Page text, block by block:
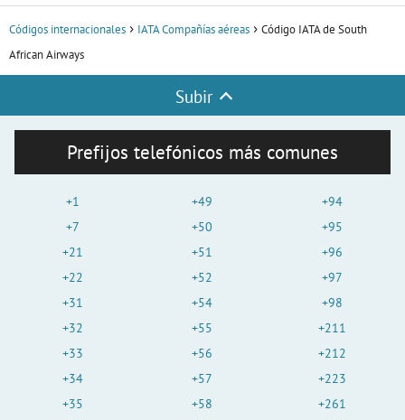
Códigos internacionales IATA Compañías aéreas
Código IATA de South
African Airways
Subir
Prefijos telefónicos más comunes
+1
+7
+21
+22
+31
+32
+33
+34
+35
+49
+50
+51
+52
+54
+55
+56
+57
+58
+94
+95
+96
+97
+98
+211
+212
+223
+261